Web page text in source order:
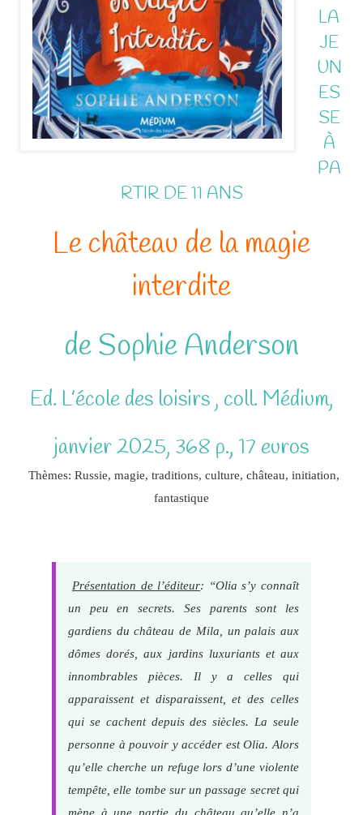
LA
JE
UN
ES
SE
À
PA
RTIR DE 11 ANS
Le château de la magie
interdite
de Sophie Anderson
Ed. L’école des loisirs , coll. Médium,
janvier 2025, 368 p., 17 euros
Thèmes: Russie, magie, traditions, culture, château, initiation,
fantastique
Présentation de l’éditeur: “Olia s’y connaît
un peu en secrets. Ses parents sont les
gardiens du château de Mila, un palais aux
dômes dorés, aux jardins luxuriants et aux
innombrables pièces. Il y a celles qui
apparaissent et disparaissent, et des celles
qui se cachent depuis des siècles. La seule
personne à pouvoir y accéder est Olia. Alors
qu’elle cherche un refuge lors d’une violente
tempête, elle tombe sur un passage secret qui